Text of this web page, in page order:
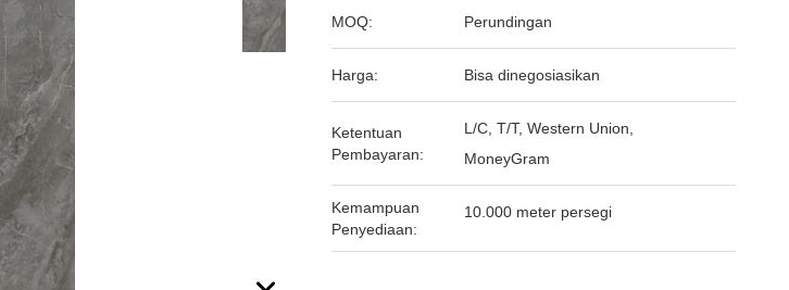
MOQ: Perundingan
Harga: Bisa dinegosiasikan
Ketentuan
Pembayaran:
L/C, T/T, Western Union,
MoneyGram
Kemampuan
Penyediaan:
10.000 meter persegi